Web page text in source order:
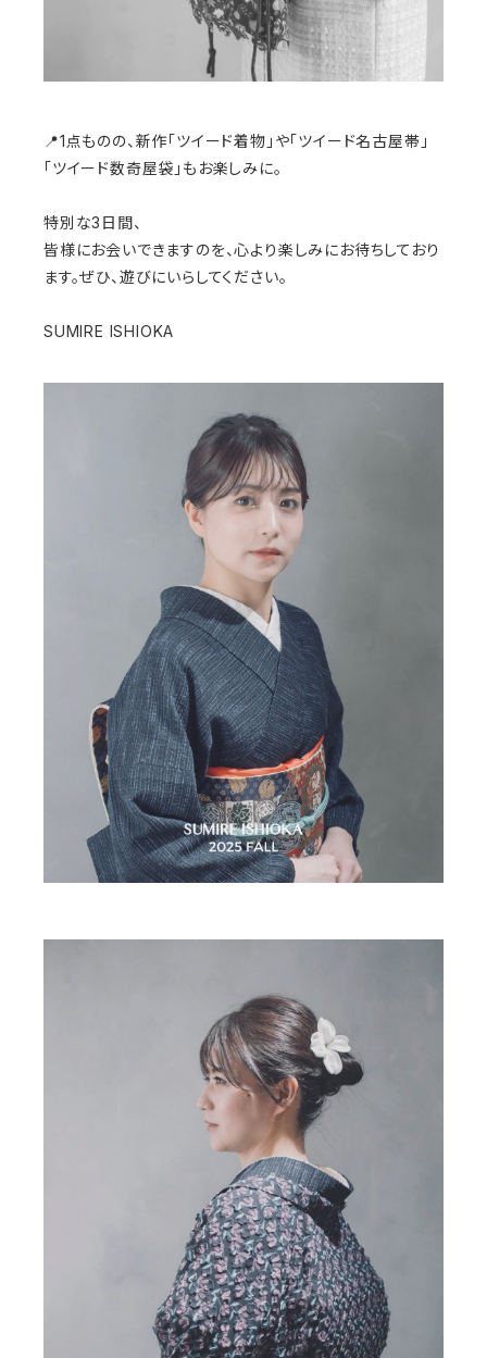
📍1点ものの、新作「ツイード着物」や「ツイード名古屋帯」
「ツイード数奇屋袋」もお楽しみに。
特別な3日間、
皆様にお会いできますのを、心より楽しみにお待ちしており
ます。ぜひ、遊びにいらしてください。
SUMIRE ISHIOKA